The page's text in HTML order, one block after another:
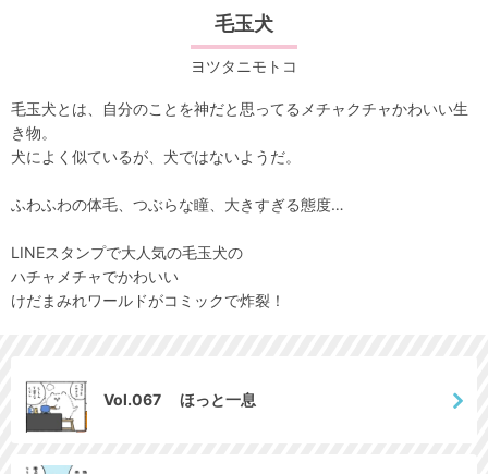
毛玉犬
ヨツタニモトコ
毛玉犬とは、自分のことを神だと思ってるメチャクチャかわいい生
き物。
犬によく似ているが、犬ではないようだ。
ふわふわの体毛、つぶらな瞳、大きすぎる態度…
LINEスタンプで大人気の毛玉犬の
ハチャメチャでかわいい
けだまみれワールドがコミックで炸裂！
Vol.067 ほっと一息